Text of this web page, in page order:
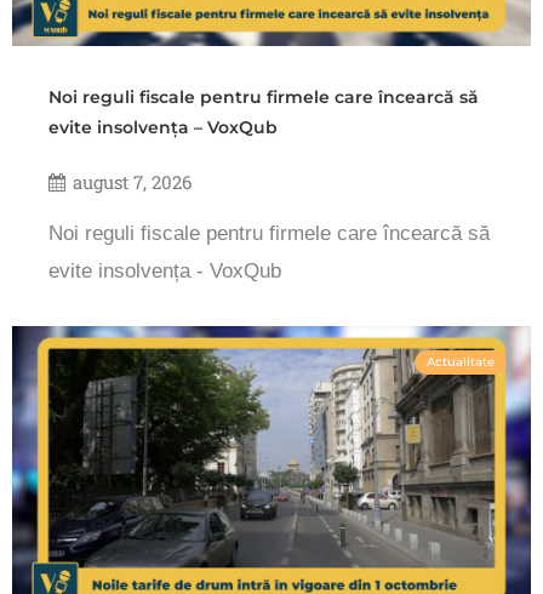
Noi reguli fiscale pentru firmele care încearcă să
evite insolvența – VoxQub
august 7, 2026
Noi reguli fiscale pentru firmele care încearcă să
evite insolvența - VoxQub
Actualitate